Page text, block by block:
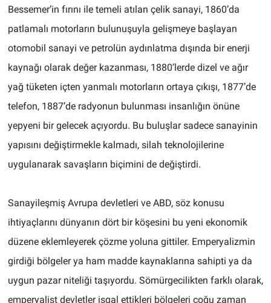
Bessemer’in fırını ile temeli atılan çelik sanayi, 1860’da
patlamalı motorların bulunuşuyla gelişmeye başlayan
otomobil sanayi ve petrolün aydınlatma dışında bir enerji
kaynağı olarak değer kazanması, 1880’lerde dizel ve ağır
yağ tüketen içten yanmalı motorların ortaya çıkışı, 1877’de
telefon, 1887’de radyonun bulunması insanlığın önüne
yepyeni bir gelecek açıyordu. Bu buluşlar sadece sanayinin
yapısını değiştirmekle kalmadı, silah teknolojilerine
uygulanarak savaşların biçimini de değiştirdi.
Sanayileşmiş Avrupa devletleri ve ABD, söz konusu
ihtiyaçlarını dünyanın dört bir köşesini bu yeni ekonomik
düzene eklemleyerek çözme yoluna gittiler. Emperyalizmin
girdiği bölgeler ya ham madde kaynaklarına sahipti ya da
uygun pazar niteliği taşıyordu. Sömürgecilikten farklı olarak,
emperyalist devletler işgal ettikleri bölgeleri çoğu zaman